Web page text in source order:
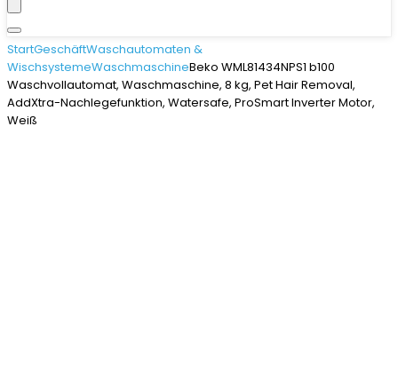
StartGeschäftWaschautomaten &
WischsystemeWaschmaschineBeko WML81434NPS1 b100
Waschvollautomat, Waschmaschine, 8 kg, Pet Hair Removal,
AddXtra-Nachlegefunktion, Watersafe, ProSmart Inverter Motor,
Weiß